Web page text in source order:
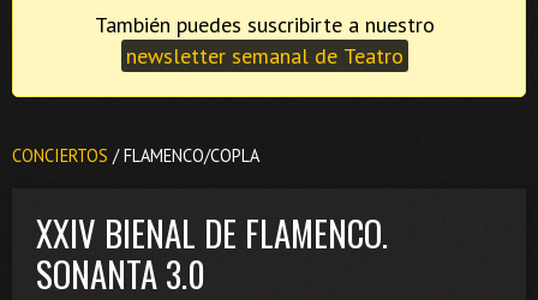
newsletter semanal de Teatro
CONCIERTOS / FLAMENCO/COPLA
XXIV BIENAL DE FLAMENCO.
SONANTA 3.0